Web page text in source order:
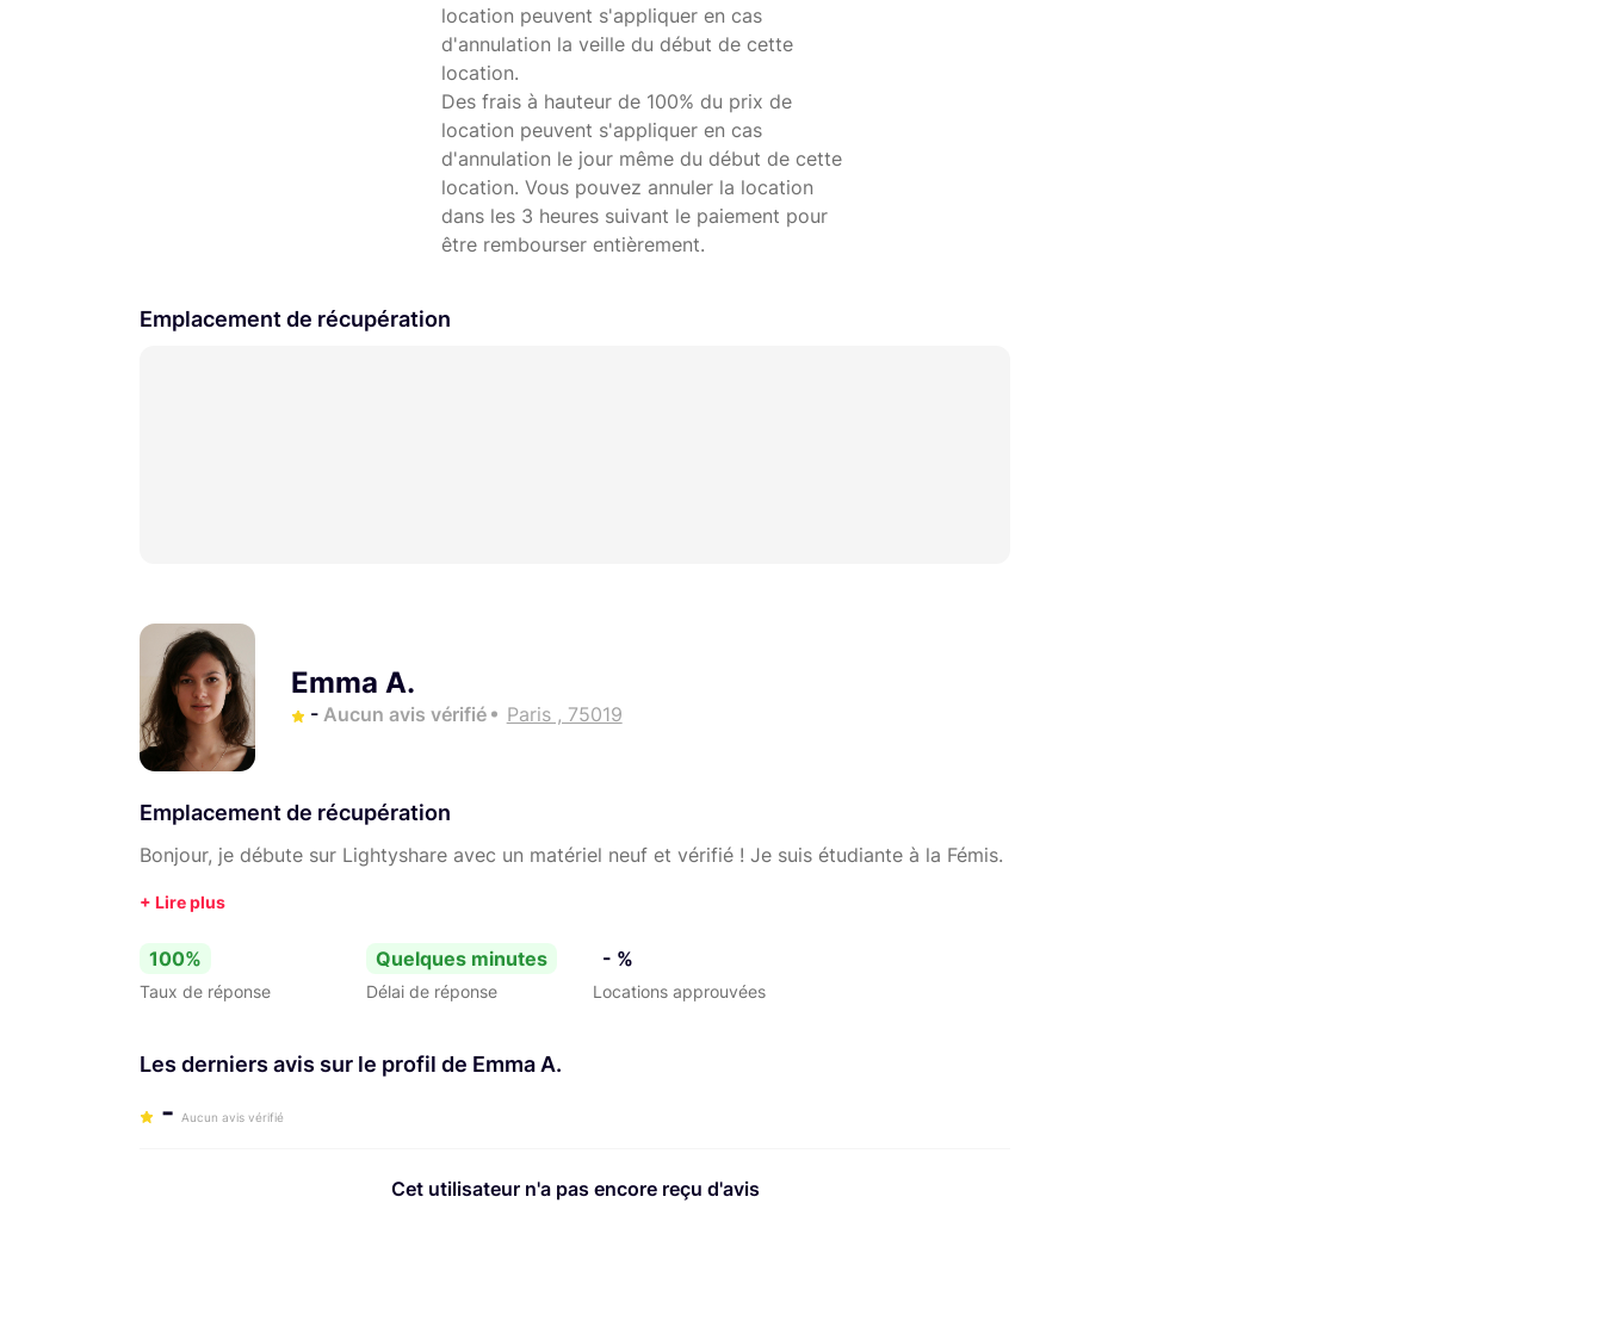
location peuvent s'appliquer en cas
d'annulation la veille du début de cette
location.
Des frais à hauteur de 100% du prix de
location peuvent s'appliquer en cas
d'annulation le jour même du début de cette
location. Vous pouvez annuler la location
dans les 3 heures suivant le paiement pour
être rembourser entièrement.
Emplacement de récupération
Emma A.
- Aucun avis vérifié Paris , 75019
Emplacement de récupération
Bonjour, je débute sur Lightyshare avec un matériel neuf et vérifié ! Je suis étudiante à la Fémis.
100%
Taux de réponse
Quelques minutes
Délai de réponse
- %
Locations approuvées
Les derniers avis sur le profil de Emma A.
- Aucun avis vérifié
Cet utilisateur n'a pas encore reçu d'avis